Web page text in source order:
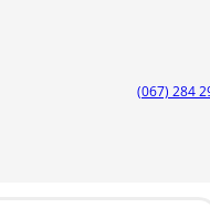
(067) 284